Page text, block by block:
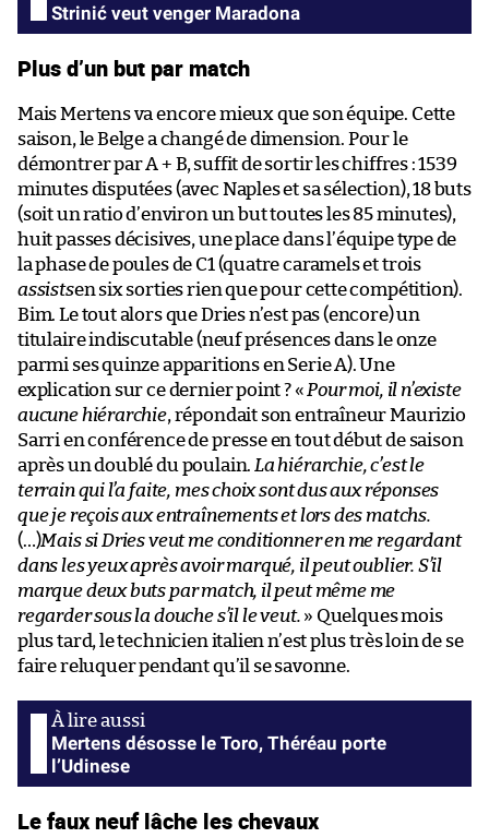
Strinić veut venger Maradona
Plus d’un but par match
Mais Mertens va encore mieux que son équipe. Cette
saison, le Belge a changé de dimension. Pour le
démontrer par A + B, suffit de sortir les chiffres : 1539
minutes disputées (avec Naples et sa sélection), 18 buts
(soit un ratio d’environ un but toutes les 85 minutes),
huit passes décisives, une place dans l’équipe type de
la phase de poules de C1 (quatre caramels et trois
assistsen six sorties rien que pour cette compétition).
Bim. Le tout alors que Dries n’est pas (encore) un
titulaire indiscutable (neuf présences dans le onze
parmi ses quinze apparitions en Serie A). Une
explication sur ce dernier point ? « Pour moi, il n’existe
aucune hiérarchie, répondait son entraîneur Maurizio
Sarri en conférence de presse en tout début de saison
après un doublé du poulain. La hiérarchie, c’est le
terrain qui l’a faite, mes choix sont dus aux réponses
que je reçois aux entraînements et lors des matchs.
(…)Mais si Dries veut me conditionner en me regardant
dans les yeux après avoir marqué, il peut oublier. S’il
marque deux buts par match, il peut même me
regarder sous la douche s’il le veut. » Quelques mois
plus tard, le technicien italien n’est plus très loin de se
faire reluquer pendant qu’il se savonne.
Mertens désosse le Toro, Théréau porte
l’Udinese
Le faux neuf lâche les chevaux